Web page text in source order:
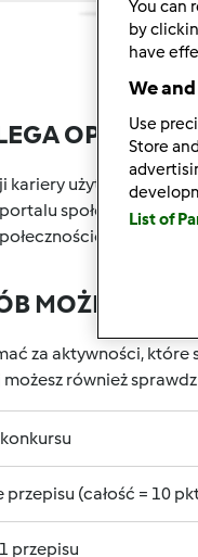
OPCJA
kariery użytkownika w
portalu
MOŻESZ
za aktywności, które
również
(całość = 10
przepisu
You can
by
have
We
Use
Store
List of